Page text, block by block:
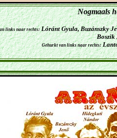
Nogmaals
links naar rechts:Lóránt Gyula,Buzánszky
Boszik
Gehurkt van links naar rechts: